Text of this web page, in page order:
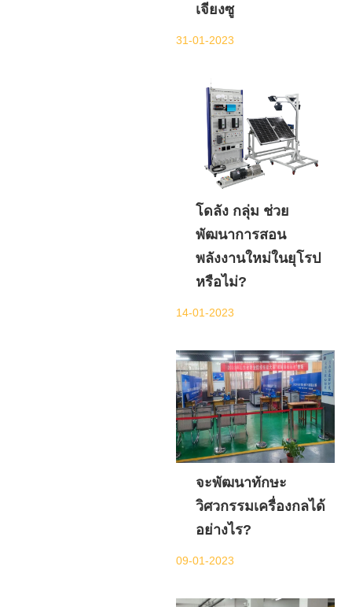
เจียงซู
31-01-2023
โดลัง กลุ่ม ช่วย
พัฒนาการสอน
พลังงานใหม่ในยุโรป
หรือไม่?
14-01-2023
จะพัฒนาทักษะ
วิศวกรรมเครื่องกลได้
อย่างไร?
09-01-2023